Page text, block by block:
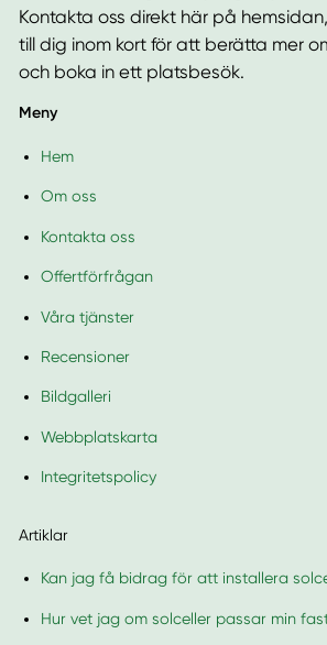
Kontakta oss direkt här på
till dig inom kort för att berätta mer
och boka in ett platsbesök.
Meny
Hem
Om oss
Kontakta oss
Offertförfrågan
Våra tjänster
Recensioner
Bildgalleri
Webbplatskarta
Integritetspolicy
Artiklar
Kan jag få bidrag för att installera
Hur vet jag om solceller passar min